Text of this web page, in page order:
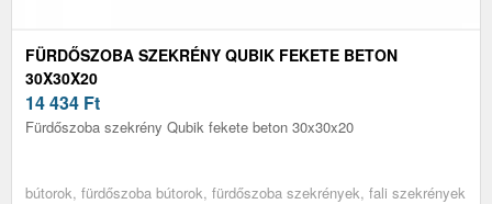
FÜRDŐSZOBA SZEKRÉNY QUBIK FEKETE BETON
30X30X20
14 434 Ft
Fürdőszoba szekrény Qubik fekete beton 30x30x20
bútorok, fürdőszoba bútorok, fürdőszoba szekrények, fali szekrények